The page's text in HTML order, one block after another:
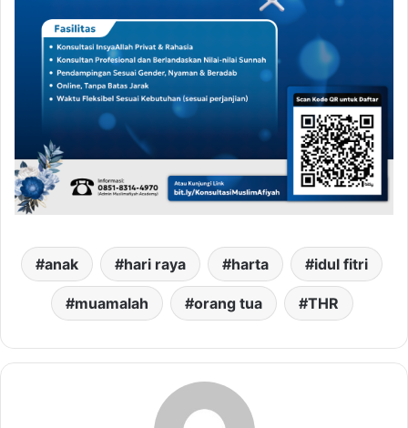
anak hari raya harta idul fitri
muamalah orang tua THR